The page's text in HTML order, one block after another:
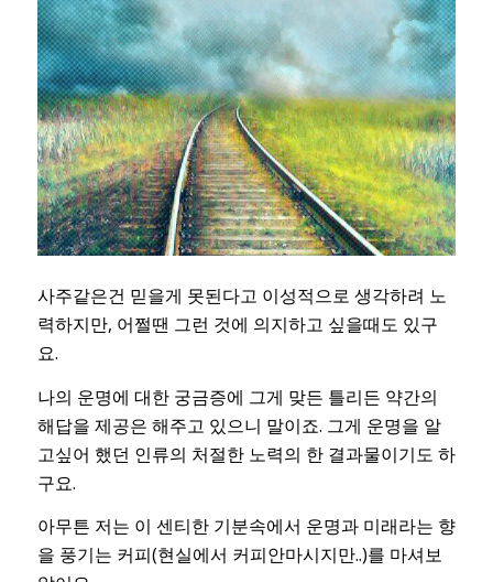
사주같은건 믿을게 못된다고 이성적으로 생각하려 노
력하지만, 어쩔땐 그런 것에 의지하고 싶을때도 있구
요.
나의 운명에 대한 궁금증에 그게 맞든 틀리든 약간의
해답을 제공은 해주고 있으니 말이죠. 그게 운명을 알
고싶어 했던 인류의 처절한 노력의 한 결과물이기도 하
구요.
아무튼 저는 이 센티한 기분속에서 운명과 미래라는 향
을 풍기는 커피(현실에서 커피안마시지만..)를 마셔보